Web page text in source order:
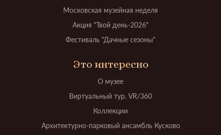
Московская музейная неделя
Акция "Твой день-2026"
Фестиваль "Дачные сезоны"
Это интересно
О музее
Виртуальный тур. VR/360
Коллекции
Архитектурно-парковый ансамбль Кусково